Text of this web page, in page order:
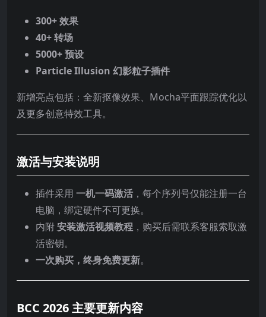
300+ 效果
40+ 转场
5000+ 预设
Particle Illusion 幻影粒子插件
新增亮点包括：全新抠像效果、Mocha平面跟踪优化以
及更多创意特效工具。
激活与安装说明
插件采用 一机一码激活 ，每个序列号仅能注册一台
电脑，绑定硬件不可更换。
内附安装激活视频教程 ，购买后需联系客服索取激
活密钥。
一次购买，终身免费更新。
BCC 2026 主要更新内容